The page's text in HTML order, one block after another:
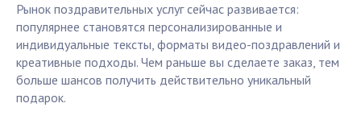
Рынок поздравительных услуг сейчас развивается:
популярнее становятся персонализированные и
индивидуальные тексты, форматы видео-поздравлений и
креативные подходы. Чем раньше вы сделаете заказ, тем
больше шансов получить действительно уникальный
подарок.